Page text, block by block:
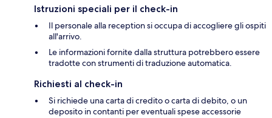
Istruzioni speciali per il check-in
Il personale alla reception si occupa di accogliere gli ospiti
all'arrivo.
Le informazioni fornite dalla struttura potrebbero essere
tradotte con strumenti di traduzione automatica.
Richiesti al check-in
Si richiede una carta di credito o carta di debito, o un
deposito in contanti per eventuali spese accessorie